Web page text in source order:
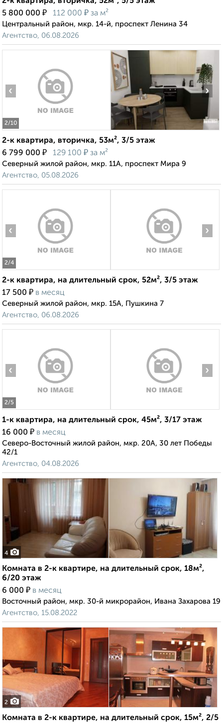
5 800 000 ₽ 112 000 ₽ за м²
Центральный район, мкр. 14-й, проспект Ленина 34
Агентство, 06.08.2026
2/10
‹ ›
2-к квартира, вторичка, 53м², 3/5 этаж
6 799 000 ₽ 129 100 ₽ за м²
Северный жилой район, мкр. 11А, проспект Мира 9
Агентство, 05.08.2026
2/4
‹ ›
2-к квартира, на длительный срок, 52м², 3/5 этаж
17 500 ₽ в месяц
Северный жилой район, мкр. 15А, Пушкина 7
Агентство, 06.08.2026
2/5
‹ ›
1-к квартира, на длительный срок, 45м², 3/17 этаж
16 000 ₽ в месяц
Северо-Восточный жилой район, мкр. 20А, 30 лет Победы
42/1
Агентство, 04.08.2026
4
Комната в 2-к квартире, на длительный срок, 18м²,
6/20 этаж
6 000 ₽ в месяц
Восточный район, мкр. 30-й микрорайон, Ивана Захарова 19
Агентство, 15.08.2022
2
Комната в 2-к квартире, на длительный срок, 15м², 2/5